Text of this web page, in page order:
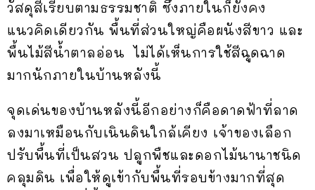
วัสดุสีเรียบตามธรรมชาติ ซึ่งภายในก็ยังคง
แนวคิดเดียวกัน พื้นที่ส่วนใหญ่คือผนังสีขาว และ
พื้นไม้สีน้ำตาลอ่อน ไม่ได้เห็นการใช้สีฉูดฉาด
มากนักภายในบ้านหลังนี้
จุดเด่นของบ้านหลังนี้อีกอย่างก็คือดาดฟ้าที่ลาด
ลงมาเหมือนกับเนินดินใกล้เคียง เจ้าของเลือก
ปรับพื้นที่เป็นสวน ปลูกพืชและดอกไม้นานาชนิด
คลุมดิน เพื่อให้ดูเข้ากับพื้นที่รอบข้างมากที่สุด